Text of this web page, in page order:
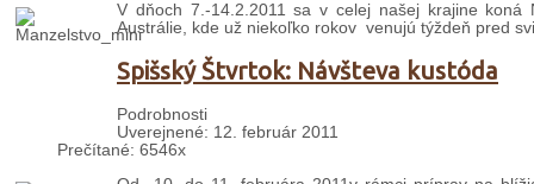
V dňoch 7.-14.2.2011 sa v celej našej krajine koná
Austrálie, kde už niekoľko rokov venujú týždeň pred
Spišský Štvrtok: Návšteva kustóda
Podrobnosti
Uverejnené: 12. február 2011
Prečítané: 6546x